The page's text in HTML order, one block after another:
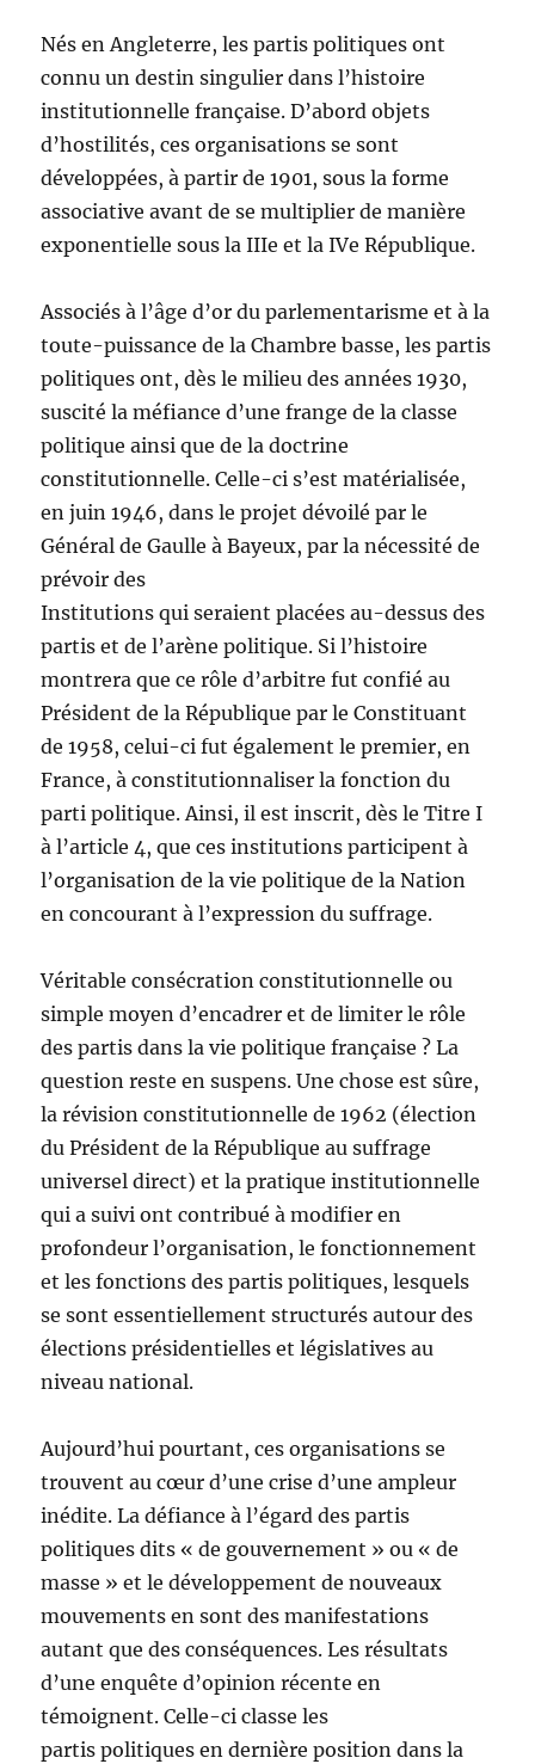
Nés en Angleterre, les partis politiques ont
connu un destin singulier dans l’histoire
institutionnelle française. D’abord objets
d’hostilités, ces organisations se sont
développées, à partir de 1901, sous la forme
associative avant de se multiplier de manière
exponentielle sous la IIIe et la IVe République.
Associés à l’âge d’or du parlementarisme et à la
toute-puissance de la Chambre basse, les partis
politiques ont, dès le milieu des années 1930,
suscité la méfiance d’une frange de la classe
politique ainsi que de la doctrine
constitutionnelle. Celle-ci s’est matérialisée,
en juin 1946, dans le projet dévoilé par le
Général de Gaulle à Bayeux, par la nécessité de
prévoir des
Institutions qui seraient placées au-dessus des
partis et de l’arène politique. Si l’histoire
montrera que ce rôle d’arbitre fut confié au
Président de la République par le Constituant
de 1958, celui-ci fut également le premier, en
France, à constitutionnaliser la fonction du
parti politique. Ainsi, il est inscrit, dès le Titre I
à l’article 4, que ces institutions participent à
l’organisation de la vie politique de la Nation
en concourant à l’expression du suffrage.
Véritable consécration constitutionnelle ou
simple moyen d’encadrer et de limiter le rôle
des partis dans la vie politique française ? La
question reste en suspens. Une chose est sûre,
la révision constitutionnelle de 1962 (élection
du Président de la République au suffrage
universel direct) et la pratique institutionnelle
qui a suivi ont contribué à modifier en
profondeur l’organisation, le fonctionnement
et les fonctions des partis politiques, lesquels
se sont essentiellement structurés autour des
élections présidentielles et législatives au
niveau national.
Aujourd’hui pourtant, ces organisations se
trouvent au cœur d’une crise d’une ampleur
inédite. La défiance à l’égard des partis
politiques dits « de gouvernement » ou « de
masse » et le développement de nouveaux
mouvements en sont des manifestations
autant que des conséquences. Les résultats
d’une enquête d’opinion récente en
témoignent. Celle-ci classe les
partis politiques en dernière position dans la